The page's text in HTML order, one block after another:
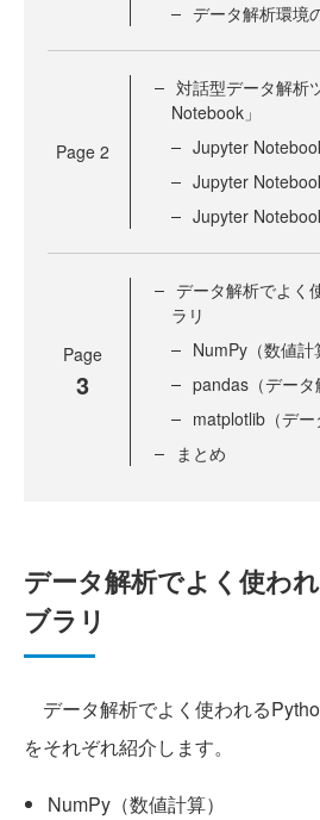
データ解析環境
Page 2
対話型データ解析
Notebook」
Jupyter
Jupyter
Jupyter
Page
3
データ解析でよく
ラリ
NumPy（数値計
pandas（データ
matplotlib（デー
まとめ
データ解析でよく使わ
ブラリ
データ解析でよく使われる
をそれぞれ紹介します。
NumPy（数値計算）